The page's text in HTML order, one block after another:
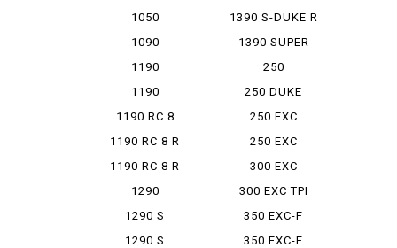
1050
ADVENTURE
1090
ADVENTURE
1190
ADVENTURE
1190
ADVENTURE R
1190 RC 8
1190 RC 8 R
1190 RC 8 R
LIMITED
1290
ADVENTURE
1290 S
ADVENTURE
1290 S
DUKE
1390 S-DUKE R
EVO
1390 SUPER
DUKE R...
250
ADVENTURE
250 DUKE
250 EXC
250 EXC
RACING
300 EXC
SIXDAYS
300 EXC TPI
SIXDAYS
350 EXC-F
350 EXC-F